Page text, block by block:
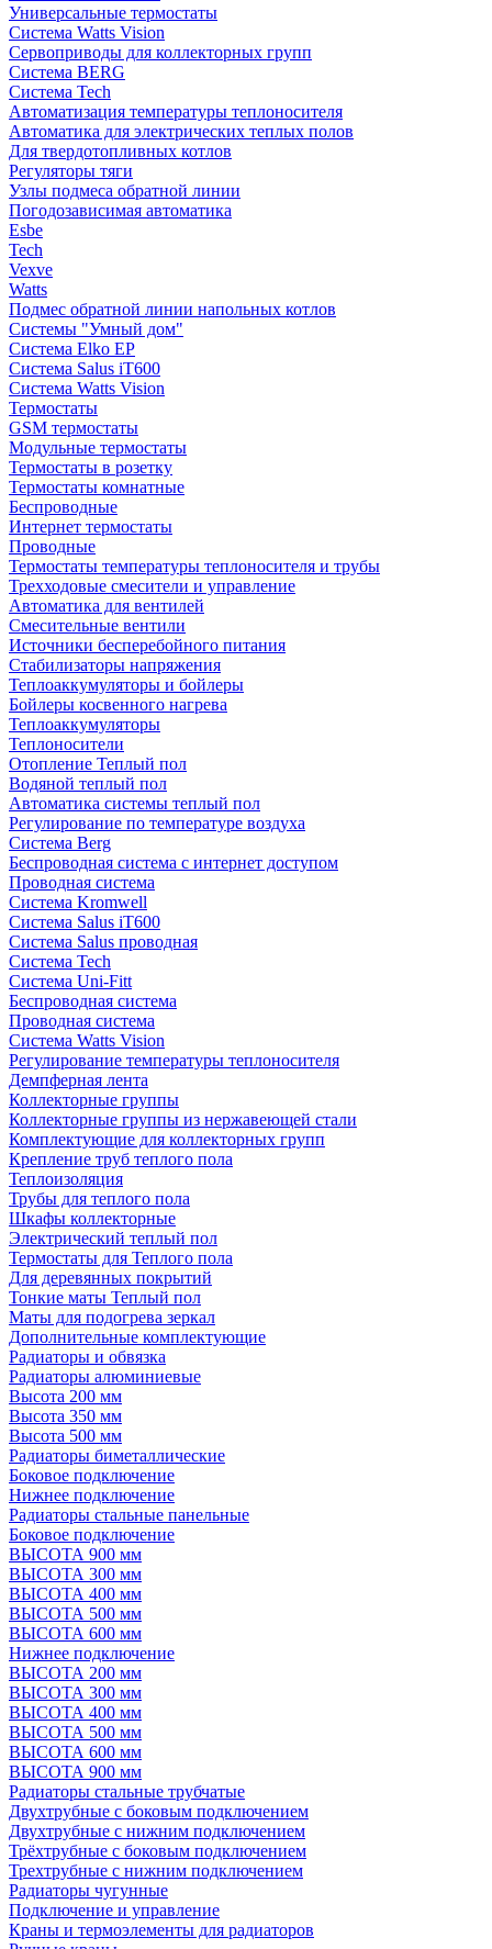
Универсальные термостаты
Система Watts Vision
Сервоприводы для коллекторных групп
Система BERG
Система Tech
Автоматизация температуры теплоносителя
Автоматика для электрических теплых полов
Для твердотопливных котлов
Регуляторы тяги
Узлы подмеса обратной линии
Погодозависимая автоматика
Esbe
Tech
Vexve
Watts
Подмес обратной линии напольных котлов
Системы "Умный дом"
Система Elko EP
Система Salus iT600
Система Watts Vision
Термостаты
GSM термостаты
Модульные термостаты
Термостаты в розетку
Термостаты комнатные
Беспроводные
Интернет термостаты
Проводные
Термостаты температуры теплоносителя и трубы
Трехходовые смесители и управление
Автоматика для вентилей
Смесительные вентили
Источники бесперебойного питания
Стабилизаторы напряжения
Теплоаккумуляторы и бойлеры
Бойлеры косвенного нагрева
Теплоаккумуляторы
Теплоносители
Отопление Теплый пол
Водяной теплый пол
Автоматика системы теплый пол
Регулирование по температуре воздуха
Система Berg
Беспроводная система с интернет доступом
Проводная система
Система Kromwell
Система Salus iT600
Система Salus проводная
Система Tech
Система Uni-Fitt
Беспроводная система
Проводная система
Система Watts Vision
Регулирование температуры теплоносителя
Демпферная лента
Коллекторные группы
Коллекторные группы из нержавеющей стали
Комплектующие для коллекторных групп
Крепление труб теплого пола
Теплоизоляция
Трубы для теплого пола
Шкафы коллекторные
Электрический теплый пол
Термостаты для Теплого пола
Для деревянных покрытий
Тонкие маты Теплый пол
Маты для подогрева зеркал
Дополнительные комплектующие
Радиаторы и обвязка
Радиаторы алюминиевые
Высота 200 мм
Высота 350 мм
Высота 500 мм
Радиаторы биметаллические
Боковое подключение
Нижнее подключение
Радиаторы стальные панельные
Боковое подключение
ВЫСОТА 900 мм
ВЫСОТА 300 мм
ВЫСОТА 400 мм
ВЫСОТА 500 мм
ВЫСОТА 600 мм
Нижнее подключение
ВЫСОТА 200 мм
ВЫСОТА 300 мм
ВЫСОТА 400 мм
ВЫСОТА 500 мм
ВЫСОТА 600 мм
ВЫСОТА 900 мм
Радиаторы стальные трубчатые
Двухтрубные с боковым подключением
Двухтрубные с нижним подключением
Трёхтрубные с боковым подключением
Трехтрубные с нижним подключением
Радиаторы чугунные
Подключение и управление
Краны и термоэлементы для радиаторов